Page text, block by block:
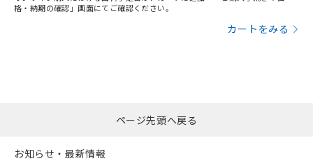
格・納期の確認」画面にてご確認ください。
カートをみる
ページ先頭へ戻る
お知らせ・最新情報